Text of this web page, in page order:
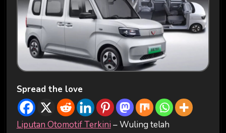
Spread the love
Liputan Otomotif Terkini– Wuling telah